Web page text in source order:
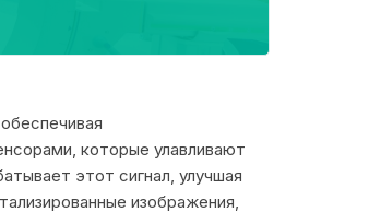
которые улавливают
этот сигнал, улучшая
изображения,